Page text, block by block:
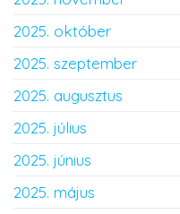
2025. október
2025. szeptember
2025. augusztus
2025. július
2025. június
2025. május